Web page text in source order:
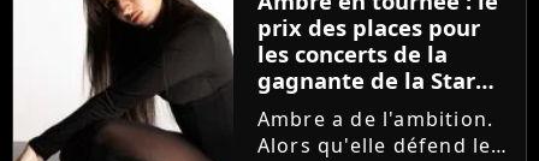
demi-finaliste...
prix des places pour
les concerts de la
gagnante de la Star
Academy !
Ambre a de l'ambition.
Alors qu'elle défend le